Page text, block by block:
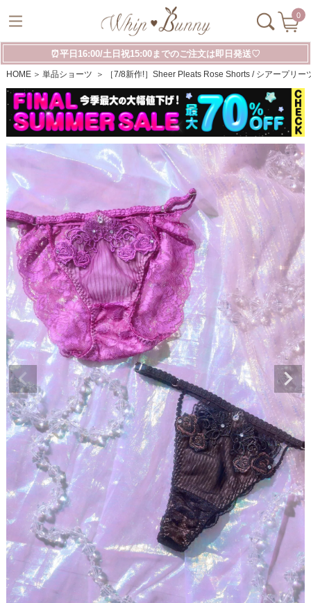
0
⏰平日16:00/土日祝15:00までのご注文は即日発送♡
HOME 単品ショーツ ［7/8新作!］Sheer Pleats Rose Shorts / シアープリー